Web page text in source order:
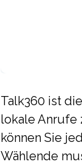
Talk360 ist
lokale Anrufe
können Sie
Wählende